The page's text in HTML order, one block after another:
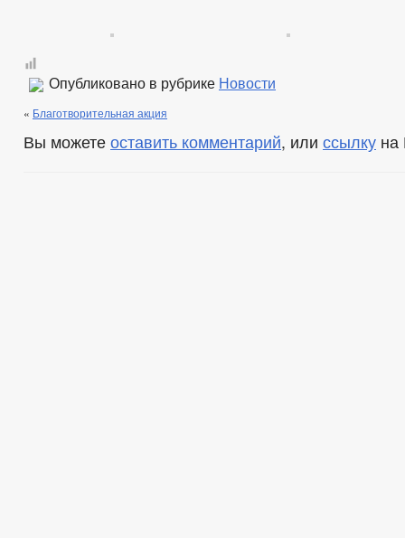
Опубликовано в рубрике Новости
« Благотворительная акция
Вы можете оставить комментарий, или ссылку на